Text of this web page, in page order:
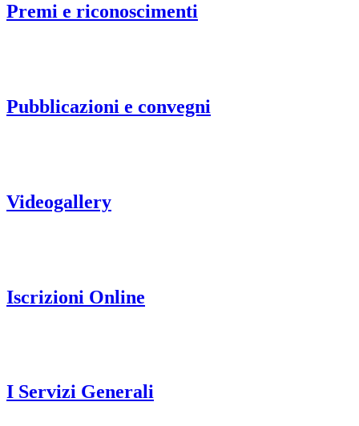
Premi e riconoscimenti
Pubblicazioni e convegni
Videogallery
Iscrizioni Online
I Servizi Generali